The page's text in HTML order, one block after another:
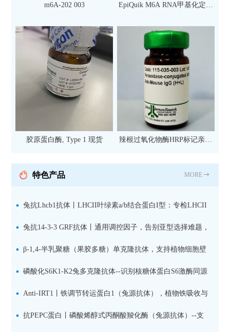
m6A-202 003
EpiQuik M6A RNA甲基化定量
次）
胶原蛋白酶, Type 1 现货
辣根过氧化物酶HRP标记亲和
抗 现货
特色产品 MORE
兔抗Lhcb1抗体丨LHCII叶绿素a/b结合蛋白I型：专检LHCII
中含量丰富的捕光蛋白
兔抗14-3-3 GRF抗体丨通用调控因子，告别亚型选择难题，
全面捕获植物信号转导枢纽蛋白
β-1,4-半乳聚糖（果胶多糖）单克隆抗体，支持植物细胞壁
果胶多糖精细结构解析
磷酸化S6K1-K2兔多克隆抗体--识别核糖体蛋白S6激酶同源
蛋白1-2的激活状态
Anti-IRT1丨铁调节转运蛋白1（兔源抗体），植物铁吸收与
微量元素代谢研究的关键工具
抗PEPC蛋白丨磷酸烯醇式丙酮酸羧化酶（兔源抗体）--支